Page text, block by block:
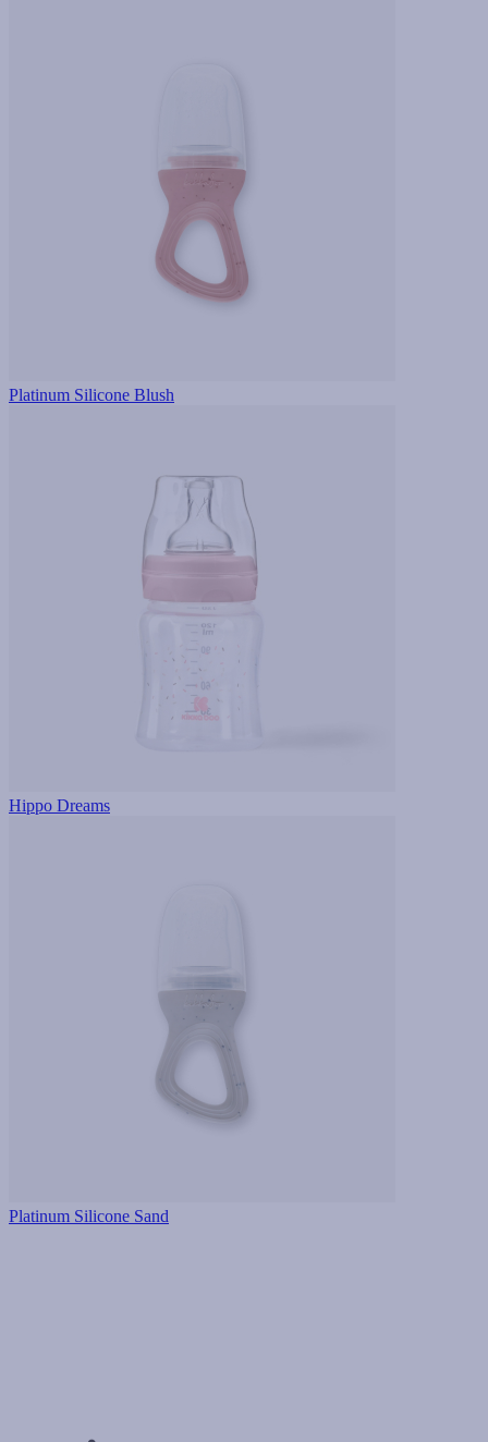
Platinum Silicone Blush
Hippo Dreams
Platinum Silicone Sand